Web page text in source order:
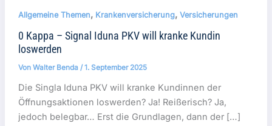
Allgemeine Themen, Krankenversicherung, Versicherungen
0 Kappa – Signal Iduna PKV will kranke Kundin
loswerden
Von Walter Benda /1. September 2025
Die Singla Iduna PKV will kranke Kundinnen der
Öffnungsaktionen loswerden? Ja! Reißerisch? Ja,
jedoch belegbar… Erst die Grundlagen, dann der […]